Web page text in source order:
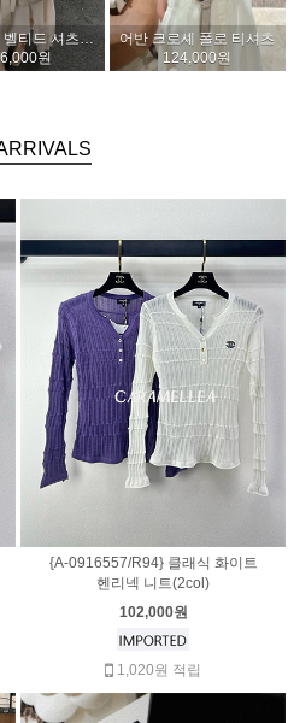
무드 텐셀 벨티드 셔츠 (3col)
원
어반 크로셰 폴로 티셔츠
124,000원
{A-0916557/R94} 클래식 화이트
헨리넥 니트(2col)
102,000원
1,020원 적립